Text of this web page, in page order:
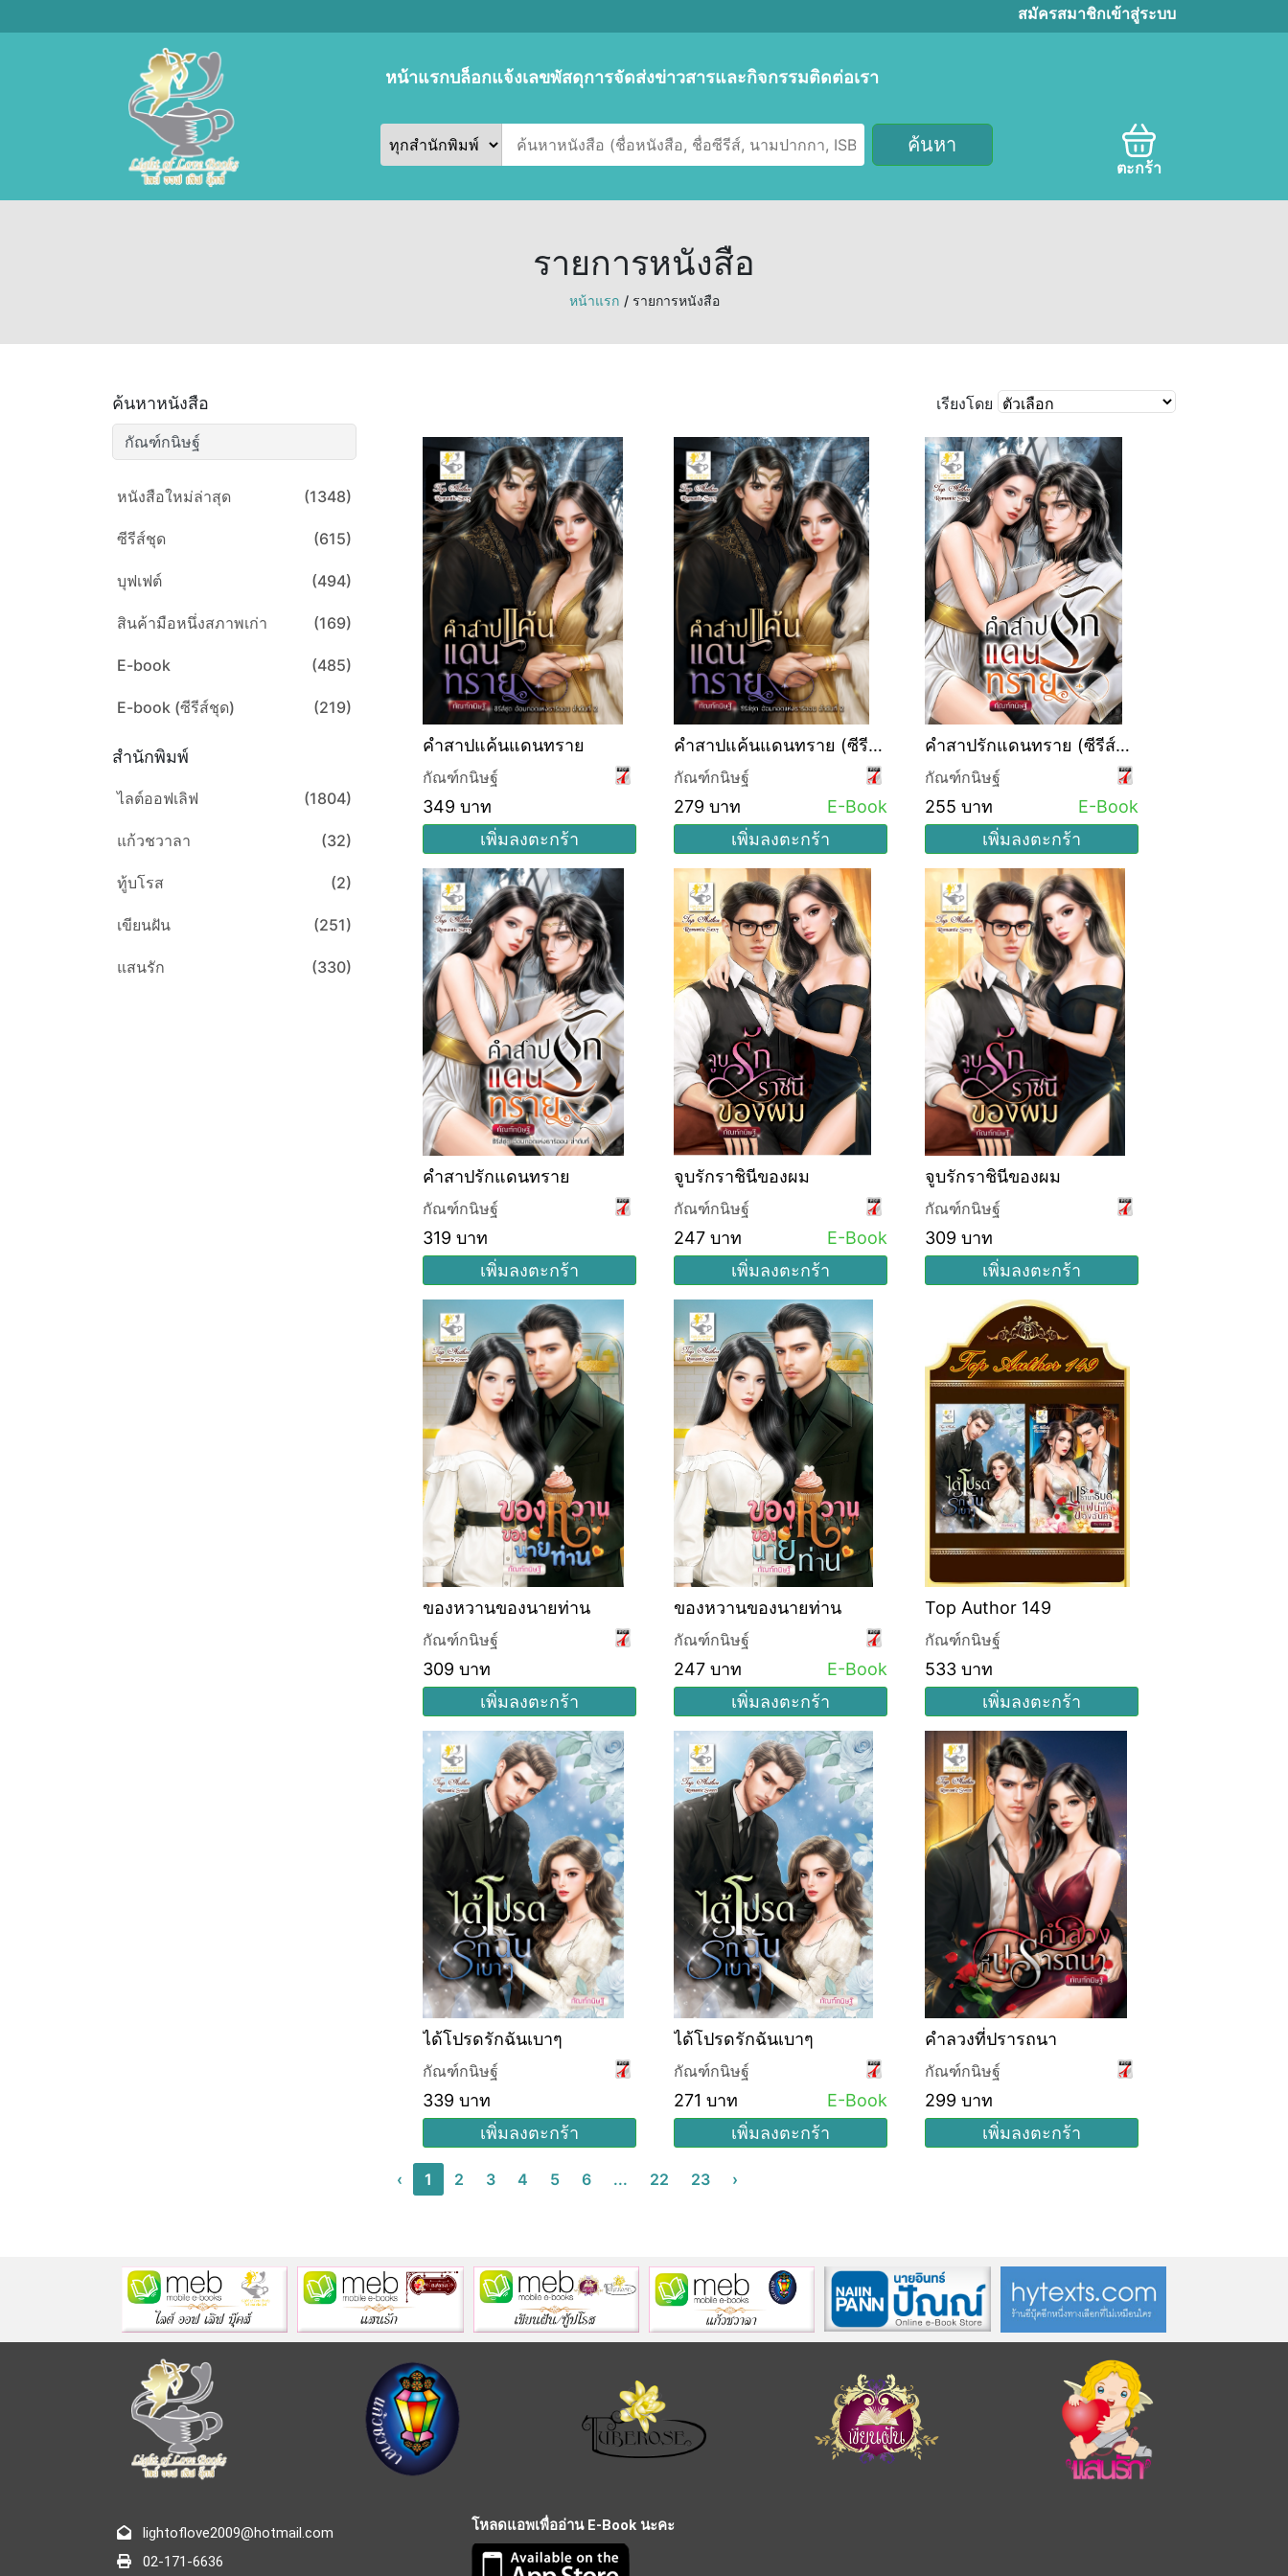
สมัครสมาชิกเข้าสู่ระบบ
หน้าแรกบล็อกแจ้งเลขพัสดุการจัดส่งข่าวสารและกิจกรรมติดต่อเรา
ค้นหา
ตะกร้า
รายการหนังสือ
หน้าแรก / รายการหนังสือ
ค้นหาหนังสือ
หนังสือใหม่ล่าสุด (1348)
ซีรีส์ชุด (615)
บุฟเฟต์ (494)
สินค้ามือหนึ่งสภาพเก่า (169)
E-book (485)
E-book (ซีรีส์ชุด) (219)
สำนักพิมพ์
ไลต์ออฟเลิฟ (1804)
แก้วชวาลา (32)
ทู้บโรส (2)
เขียนฝัน (251)
แสนรัก (330)
เรียงโดย
คำสาปแค้นแดนทราย
กัณฑ์กนิษฐ์
349 บาท
เพิ่มลงตะกร้า
คำสาปแค้นแดนทราย (ซีรีส์
ชุด อ้อมกอดแห่งธาริออน
ลำดับที่ 2)
กัณฑ์กนิษฐ์
279 บาท
E-Book
เพิ่มลงตะกร้า
คำสาปรักแดนทราย (ซีรีส์
ชุด อ้อมกอดแห่งธาริออน
ลำดับที่ 1)
กัณฑ์กนิษฐ์
255 บาท
E-Book
เพิ่มลงตะกร้า
คำสาปรักแดนทราย
กัณฑ์กนิษฐ์
319 บาท
เพิ่มลงตะกร้า
จูบรักราชินีของผม
กัณฑ์กนิษฐ์
247 บาท
E-Book
เพิ่มลงตะกร้า
จูบรักราชินีของผม
กัณฑ์กนิษฐ์
309 บาท
เพิ่มลงตะกร้า
ของหวานของนายท่าน
กัณฑ์กนิษฐ์
309 บาท
เพิ่มลงตะกร้า
ของหวานของนายท่าน
กัณฑ์กนิษฐ์
247 บาท
E-Book
เพิ่มลงตะกร้า
Top Author 149
กัณฑ์กนิษฐ์
533 บาท
เพิ่มลงตะกร้า
ได้โปรดรักฉันเบาๆ
กัณฑ์กนิษฐ์
339 บาท
เพิ่มลงตะกร้า
ได้โปรดรักฉันเบาๆ
กัณฑ์กนิษฐ์
271 บาท
E-Book
เพิ่มลงตะกร้า
คำลวงที่ปรารถนา
กัณฑ์กนิษฐ์
299 บาท
เพิ่มลงตะกร้า
‹ 1 2 3 4 5 6 ... 22 23 ›
lightoflove2009@hotmail.com
02-171-6636
โหลดแอพเพื่ออ่าน E-Book นะคะ